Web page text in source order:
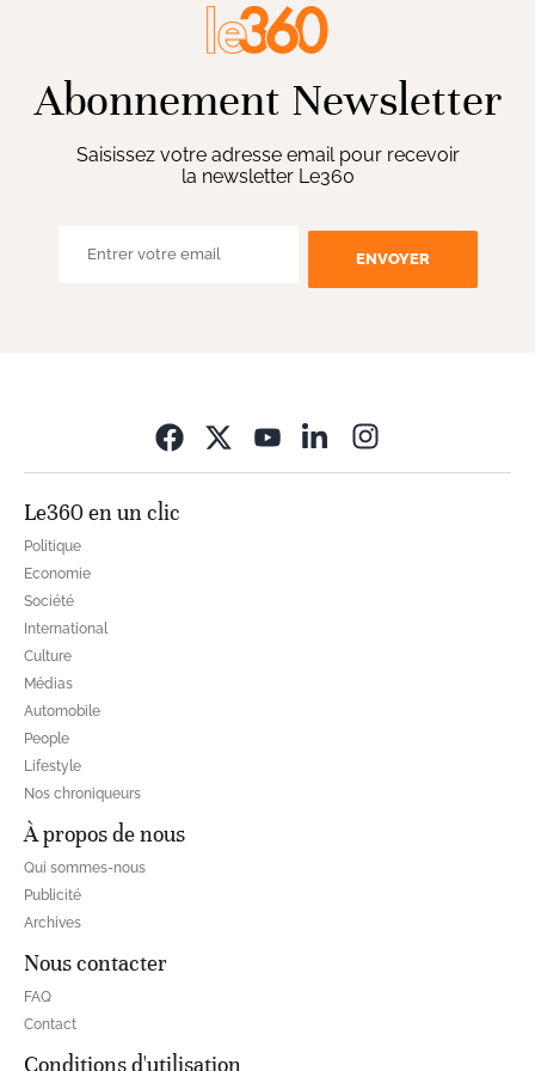
Abonnement Newsletter
Saisissez votre adresse email pour recevoir
la newsletter Le360
ENVOYER
Le360 en un clic
Politique
Economie
Société
International
Culture
Médias
Automobile
People
Lifestyle
Nos chroniqueurs
À propos de nous
Qui sommes-nous
Publicité
Archives
Nous contacter
FAQ
Contact
Conditions d'utilisation